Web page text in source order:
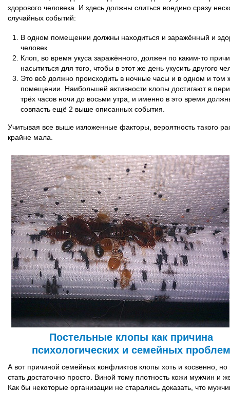
здорового человека. И здесь должны слиться воедино сразу
случайных событий:
В одном помещении должны находиться и заражённый и
человек
Клоп, во время укуса заражённого, должен по каким-то
насытиться для того, чтобы в этот же день укусить другого
Это всё должно происходить в ночные часы и в одном и том
помещении. Наибольшей активности клопы достигают в
трёх часов ночи до восьми утра, и именно в это время
совпасть ещё 2 выше описанных события.
Учитывая все выше изложенные факторы, вероятность такого
крайне мала.
Постельные клопы как причина
психологических и семейных проблем
А вот причиной семейных конфликтов клопы хоть и косвенно, но
стать достаточно просто. Виной тому плотность кожи мужчин и
Как бы некоторые организации не старались доказать, что